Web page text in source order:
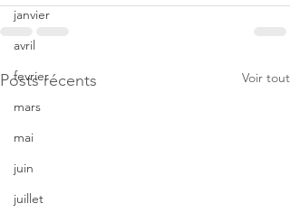
janvier
avril
fevrier
mars
mai
juin
juillet
Posts récents Voir tout